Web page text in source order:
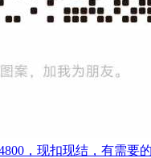
，现扣现结，有需要